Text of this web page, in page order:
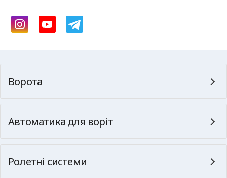
Ворота
Автоматика для воріт
Ролетні системи